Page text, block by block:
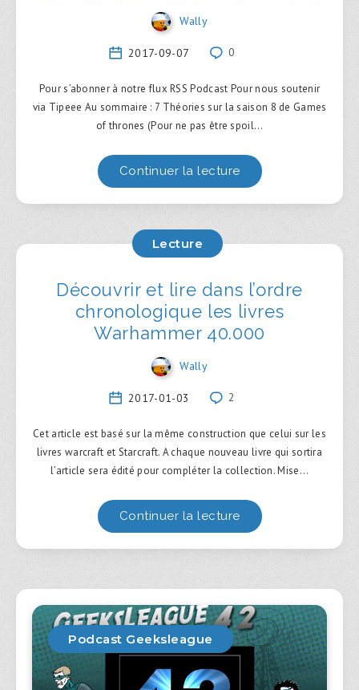
Wally
2017-09-07 0
Pour s’abonner à notre flux RSS Podcast Pour nous soutenir
via Tipeee Au sommaire : 7 Théories sur la saison 8 de Games
of thrones (Pour ne pas être spoil…
Continuer la lecture
Lecture
Découvrir et lire dans l’ordre
chronologique les livres
Warhammer 40.000
Wally
2017-01-03 2
Cet article est basé sur la même construction que celui sur les
livres warcraft et Starcraft. A chaque nouveau livre qui sortira
l’article sera édité pour compléter la collection. Mise…
Continuer la lecture
Podcast Geeksleague